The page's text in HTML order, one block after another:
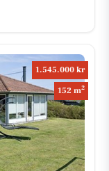
1.545.000 kr
152 m2